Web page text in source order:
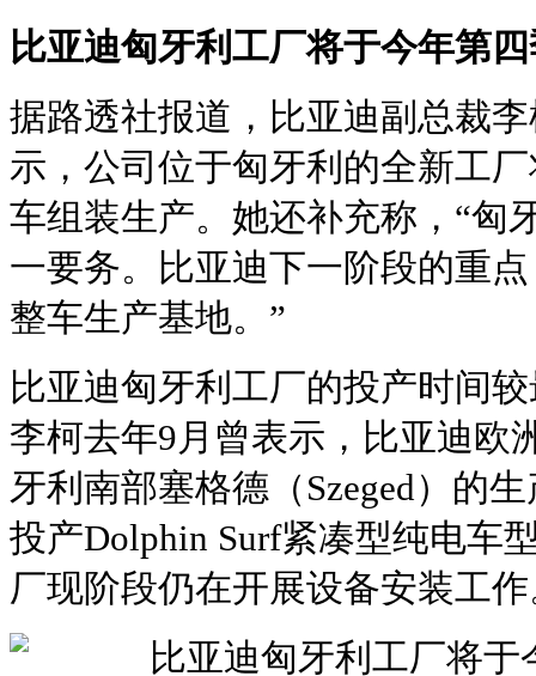
比亚迪匈牙利工厂将于今年第
据路透社报道，比亚迪副总裁
示，公司位于匈牙利的全新工
车组装生产。她还补充称，“匈
一要务。比亚迪下一阶段的重
整车生产基地。”
比亚迪匈牙利工厂的投产时间
李柯去年9月曾表示，比亚迪
牙利南部塞格德（Szeged）的
投产Dolphin Surf紧凑型纯电车
厂现阶段仍在开展设备安装工